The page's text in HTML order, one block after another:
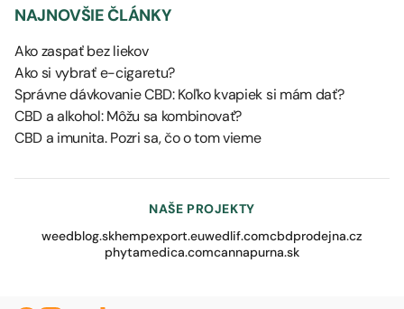
NAJNOVŠIE ČLÁNKY
Ako zaspať bez liekov
Ako si vybrať e-cigaretu?
Správne dávkovanie CBD: Koľko kvapiek si mám dať?
CBD a alkohol: Môžu sa kombinovať?
CBD a imunita. Pozri sa, čo o tom vieme
NAŠE PROJEKTY
weedblog.skhempexport.euwedlif.comcbdprodejna.cz
phytamedica.comcannapurna.sk